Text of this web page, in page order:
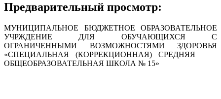
Предварительный просмотр:
МУНИЦИПАЛЬНОЕ БЮДЖЕТНОЕ ОБРАЗОВАТЕЛЬНОЕ
УЧРЖДЕНИЕ ДЛЯ ОБУЧАЮЩИХСЯ С
ОГРАНИЧЕННЫМИ ВОЗМОЖНОСТЯМИ ЗДОРОВЬЯ
«СПЕЦИАЛЬНАЯ (КОРРЕКЦИОННАЯ) СРЕДНЯЯ
ОБЩЕОБРАЗОВАТЕЛЬНАЯ ШКОЛА № 15»